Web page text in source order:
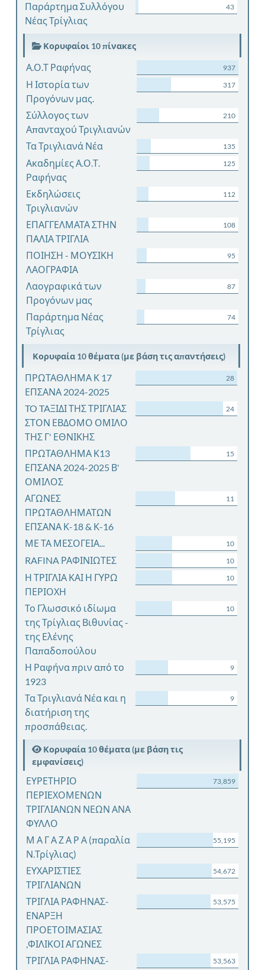
Παράρτημα Συλλόγου
Νέας Τρίγλιας
43
Κορυφαίοι 10 πίνακες
Α.Ο.Τ Ραφήνας 937
Η Ιστορία των
Προγόνων μας.
317
Σύλλογος των
Απανταχού Τριγλιανών
210
Τα Τριγλιανά Νέα 135
Ακαδημίες Α.Ο.Τ.
Ραφήνας
125
Εκδηλώσεις
Τριγλιανών
112
ΕΠΑΓΓΕΛΜΑΤΑ ΣΤΗΝ
ΠΑΛΙΑ ΤΡΙΓΛΙΑ
108
ΠΟΙΗΣΗ - ΜΟΥΣΙΚΗ
ΛΑΟΓΡΑΦΙΑ
95
Λαογραφικά των
Προγόνων μας
87
Παράρτημα Νέας
Τρίγλιας
74
Κορυφαία 10 θέματα (με βάση τις απαντήσεις)
ΠΡΩΤΑΘΛΗΜΑ Κ 17
ΕΠΣΑΝΑ 2024-2025
28
TO TAΞΙΔΙ ΤΗΣ ΤΡΙΓΛΙΑΣ
ΣΤΟΝ ΕΒΔΟΜΟ ΟΜΙΛΟ
ΤΗΣ Γ' ΕΘΝΙΚΗΣ
24
ΠΡΩΤΑΘΛΗΜΑ Κ13
ΕΠΣΑΝΑ 2024-2025 Β'
ΟΜΙΛΟΣ
15
ΑΓΩΝΕΣ
ΠΡΩΤΑΘΛΗΜΑΤΩΝ
ΕΠΣΑΝΑ Κ-18 & Κ-16
11
ΜΕ ΤΑ ΜΕΣΟΓΕΙΑ... 10
RAFINA ΡΑΦΙΝΙΩΤΕΣ 10
Η ΤΡΙΓΛΙΑ ΚΑΙ Η ΓΥΡΩ
ΠΕΡΙΟΧΗ
10
Το Γλωσσικό ιδίωμα
της Τρίγλιας Βιθυνίας -
της Ελένης
Παπαδοπούλου
10
Η Ραφήνα πριν από το
1923
9
Τα Τριγλιανά Νέα και η
διατήριση της
προσπάθειας.
9
Κορυφαία 10 θέματα (με βάση τις
εμφανίσεις)
ΕΥΡΕΤΗΡΙΟ
ΠΕΡΙΕΧΟΜΕΝΩΝ
ΤΡΙΓΛΙΑΝΩΝ ΝΕΩΝ ΑΝΑ
ΦΥΛΛΟ
73,859
Μ Α Γ Α Ζ Α Ρ Α (παραλία
Ν.Τρίγλιας)
55,195
ΕΥΧΑΡΙΣΤΙΕΣ
ΤΡΙΓΛΙΑΝΩΝ
54,672
ΤΡΙΓΛΙΑ ΡΑΦΗΝΑΣ-
ΕΝΑΡΞΗ
ΠΡΟΕΤΟΙΜΑΣΙΑΣ
,ΦΙΛΙΚΟΙ ΑΓΩΝΕΣ
53,575
ΤΡΙΓΛΙΑ ΡΑΦΗΝΑΣ-
53,563